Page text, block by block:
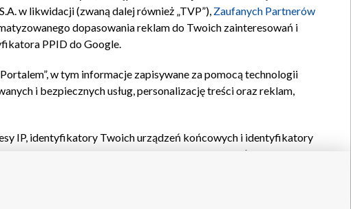
w likwidacji (zwaną dalej również „TVP”), Zaufanych Partnerów
dopasowania reklam do Twoich zainteresowań i
PPID do Google.
w tym informacje zapisywane za pomocą technologii
i bezpiecznych usług, personalizację treści oraz reklam,
IP, identyfikatory Twoich urządzeń końcowych i identyfikatory
oraz pozostałych
wyboru podstawowych reklam, wyboru spersonalizowanych
treści, pomiaru wydajności reklam, pomiaru wydajności
bezpieczeństwa, zapobiegania oszustwom i usuwania